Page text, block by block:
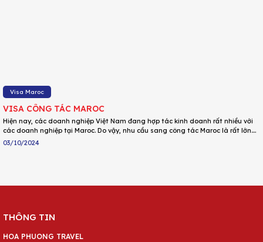
Visa Maroc
VISA CÔNG TÁC MAROC
Hiện nay, các doanh nghiệp Việt Nam đang hợp tác kinh doanh rất nhiều với
các doanh nghiệp tại Maroc. Do vậy, nhu cầu sang công tác Maroc là rất lớn.
Điều quan trọng để đảm bảo bạn được nhập cảnh vào Maroc để công tác đó là
bạn phải có visa công tác Maroc. Vậy, hồ sơ và quy trình xin visa Maroc để đi
03/10/2024
THÔNG TIN
HOA PHUONG TRAVEL